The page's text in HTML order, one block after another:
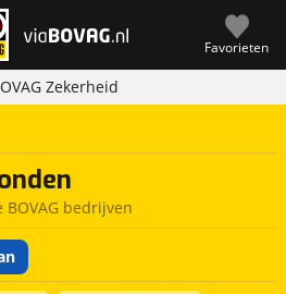
Favorieten
Zekerheid
BOVAG bedrijven